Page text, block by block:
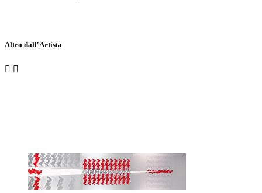
Altro dall'Artista
 